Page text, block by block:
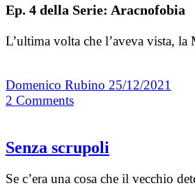
Ep. 4 della Serie: Aracnofobia
L’ultima volta che l’aveva vista,
Domenico Rubino 25/12/2021
2 Comments
Senza scrupoli
Se c’era una cosa che il vecchio